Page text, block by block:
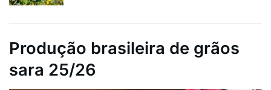
Produção brasileira de grãos
sara 25/26